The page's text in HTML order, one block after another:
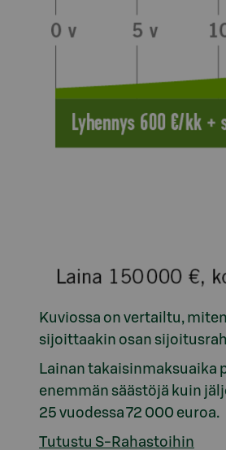
Kuviossa on vertailtu,
sijoittaakin osan
Lainan takaisinmaksuaika
enemmän säästöjä kuin
25 vuodessa 72 000 euroa.
Tutustu S-Rahastoihin